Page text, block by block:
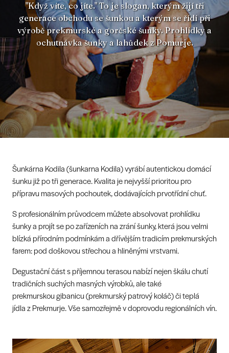
"Když víte, co jíte." To je slogan, kterým žijí tři
generace obchodu se šunkou a kterým se řídí při
výrobě prekmurské a gorčské šunky. Prohlídky a
ochutnávka šunky a lahůdek z Pomurje.
Šunkárna Kodila (šunkarna Kodila) vyrábí autentickou domácí
šunku již po tři generace. Kvalita je nejvyšší prioritou pro
přípravu masových pochoutek, dodávajících prvotřídní chuť.
S profesionálním průvodcem můžete absolvovat prohlídku
šunky a projít se po zařízeních na zrání šunky, která jsou velmi
blízká přírodním podmínkám a dřívějším tradicím prekmurských
farem: pod doškovou střechou a hliněnými vrstvami.
Degustační část s příjemnou terasou nabízí nejen škálu chutí
tradičních suchých masných výrobků, ale také
prekmurskou gibanicu (prekmurský patrový koláč) či teplá
jídla z Prekmurje. Vše samozřejmě v doprovodu regionálních vín.